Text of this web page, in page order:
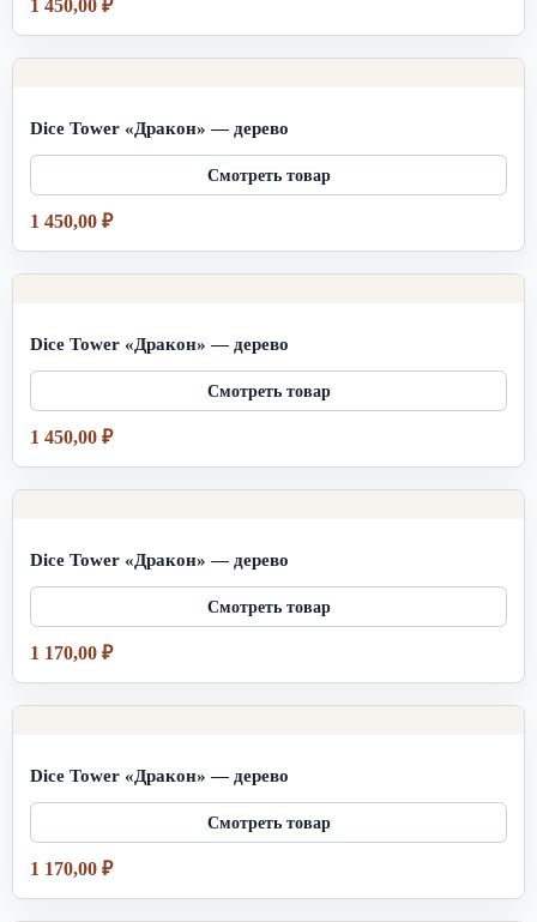
1 450,00 ₽
Dice Tower «Дракон» — дерево
1 450,00 ₽
Dice Tower «Дракон» — дерево
1 450,00 ₽
Dice Tower «Дракон» — дерево
1 170,00 ₽
Dice Tower «Дракон» — дерево
1 170,00 ₽